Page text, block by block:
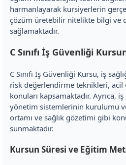
harmanlayarak kursiyerlerin
çözüm üretebilir nitelikte bilgi ve
sağlamaktadır.
C Sınıfı İş Güvenliği
C Sınıfı İş Güvenliği Kursu, iş
risk değerlendirme teknikleri,
konuları kapsamaktadır. Ayrıca,
yönetim sistemlerinin kurulumu
ortamı ve sağlık gözetimi gibi
sunmaktadır.
Kursun Süresi ve Eğitim